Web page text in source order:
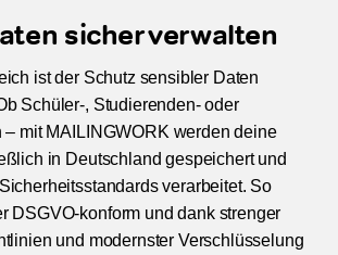
sicher verwalten
ist der Schutz sensibler Daten
Schüler-, Studierenden- oder
– mit MAILINGWORK werden deine
in Deutschland gespeichert und
verarbeitet. So
DSGVO-konform und dank strenger
und modernster Verschlüsselung